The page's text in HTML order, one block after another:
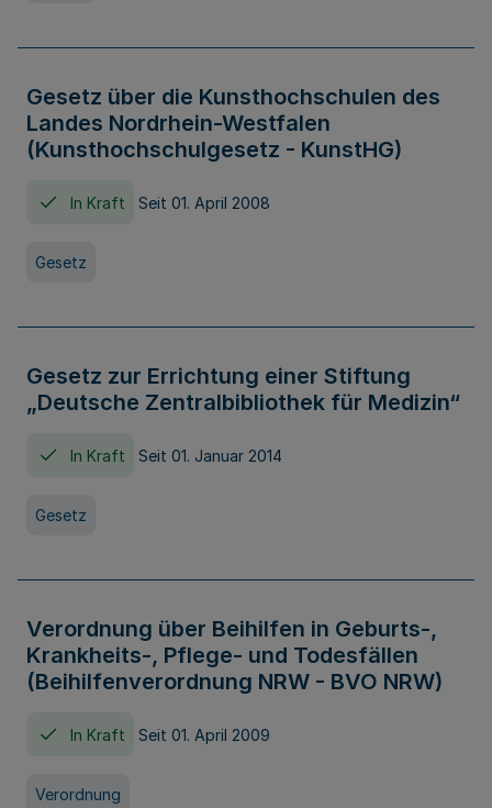
Gesetz über die Kunsthochschulen des
Landes Nordrhein-Westfalen
(Kunsthochschulgesetz - KunstHG)
In Kraft Seit 01. April 2008
Gesetz
Gesetz zur Errichtung einer Stiftung
„Deutsche Zentralbibliothek für Medizin“
In Kraft Seit 01. Januar 2014
Gesetz
Verordnung über Beihilfen in Geburts-,
Krankheits-, Pflege- und Todesfällen
(Beihilfenverordnung NRW - BVO NRW)
In Kraft Seit 01. April 2009
Verordnung